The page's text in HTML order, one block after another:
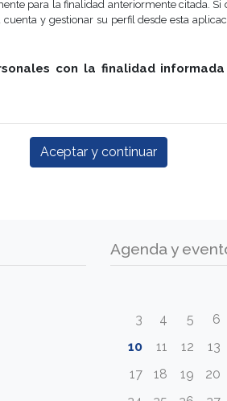
para la finalidad anteriormente citada. Si
y gestionar su perfil desde esta
con la finalidad
Agenda y
3
4 5 6
10
11 12 13
17
18 19 20